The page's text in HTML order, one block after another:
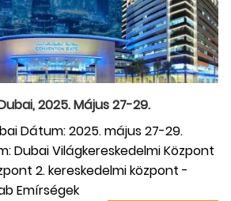
2025. Május 27-29.
Dátum: 2025. május 27-29.
Dubai Világkereskedelmi Központ
2. kereskedelmi központ -
Emírségek